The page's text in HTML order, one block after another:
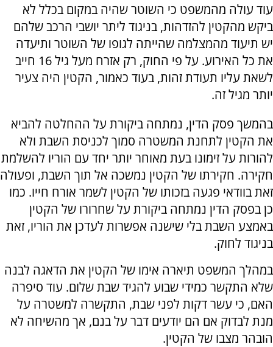
עוד עולה מהמשפט כי השוטר שהיה במקום בכלל לא
ביקש מהקטין להזדהות, בניגוד ליתר יושבי הרכב שלהם
יש תיעוד מהמצלמה שהייתה לגופו של השוטר ותיעדה
את כל האירוע. על פי החוק, רק אזרח מעל גיל 16 חייב
לשאת עליו תעודת זהות, בעוד כאמור, הקטין היה צעיר
יותר מגיל זה.
בהמשך פסק הדין, נמתחה ביקורת על ההחלטה להביא
את הקטין לתחנת המשטרה סמוך לכניסת השבת ולא
להורות על זימונו בעת מאוחר יותר יחד עם הוריו להשלמת
חקירה. חקירתו של הקטין נמשכה אל תוך השבת, ופעולה
זאת בוודאי פגעה בזכותו של הקטין לשמר אורח חייו. כמו
כן בפסק הדין נמתחה ביקורת על שחרורו של הקטין
באמצע השבת בלי שישנה אפשרות לעדכן את הוריו, זאת
בניגוד לחוק.
במהלך המשפט תיארה אימו של הקטין את הדאגה לבנה
שלא התקשר כמידי שבוע להגיד שבת שלום. עוד סיפרה
האם, כי עשר דקות לפני שבת, התקשרה למשטרה על
מנת לבדוק אם הם יודעים דבר על בנם, אך מהשיחה לא
הובהר מצבו של הקטין.